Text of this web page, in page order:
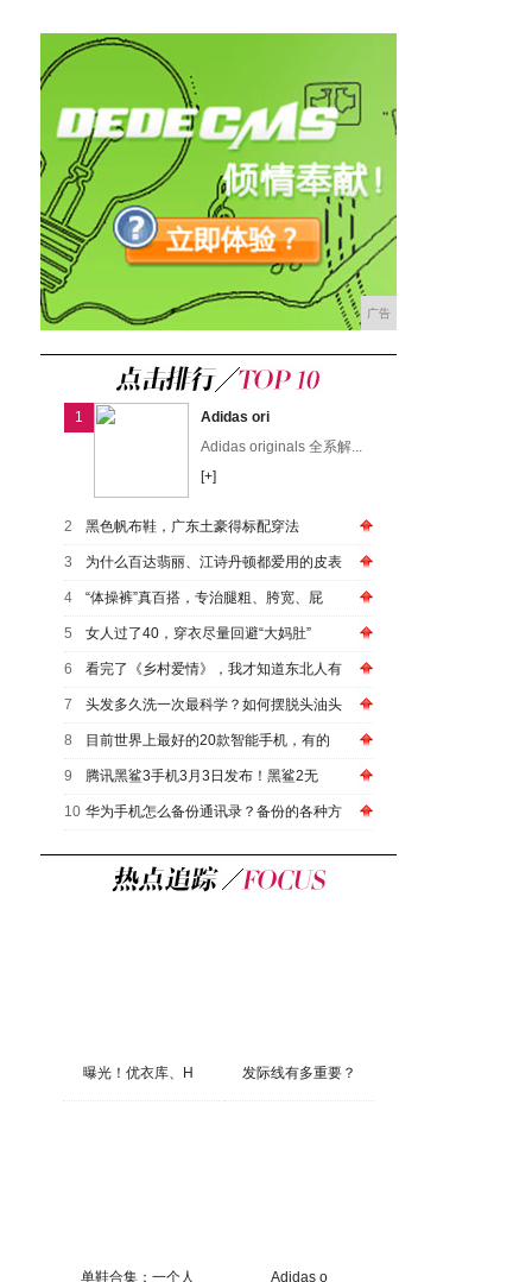
广告
1
Adidas ori
Adidas originals 全系解...
[+]
2 黑色帆布鞋，广东土豪得标配穿法
3 为什么百达翡丽、江诗丹顿都爱用的皮表
4 “体操裤”真百搭，专治腿粗、胯宽、屁
5 女人过了40，穿衣尽量回避“大妈肚”
6 看完了《乡村爱情》，我才知道东北人有
7 头发多久洗一次最科学？如何摆脱头油头
8 目前世界上最好的20款智能手机，有的
9 腾讯黑鲨3手机3月3日发布！黑鲨2无
10 华为手机怎么备份通讯录？备份的各种方
曝光！优衣库、H 发际线有多重要？
单鞋合集：一个人 Adidas o